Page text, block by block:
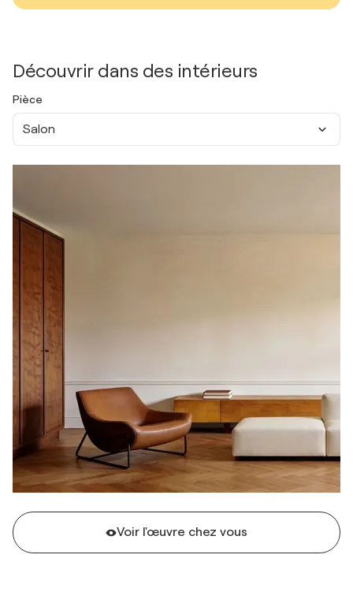
Découvrir dans des intérieurs
Pièce
Salon
Voir l'œuvre chez vous